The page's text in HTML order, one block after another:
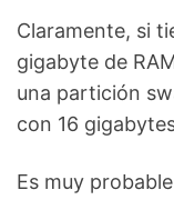
Claramente, si
gigabyte de
una partición
con 16
Es muy